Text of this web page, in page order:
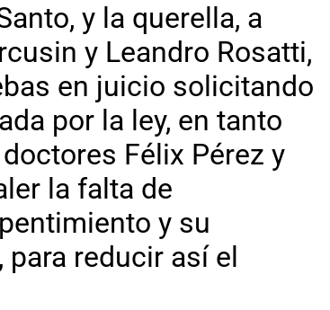
y la querella, a
y Leandro Rosatti,
en juicio solicitando
por la ley, en tanto
Félix Pérez y
la falta de
y su
reducir así el